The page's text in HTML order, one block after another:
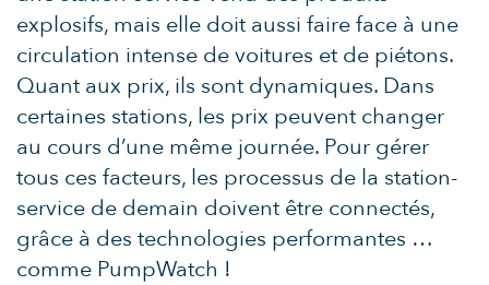
explosifs, mais elle doit aussi faire face à une
circulation intense de voitures et de piétons.
Quant aux prix, ils sont dynamiques. Dans
certaines stations, les prix peuvent changer
au cours d’une même journée. Pour gérer
tous ces facteurs, les processus de la station-
service de demain doivent être connectés,
grâce à des technologies performantes …
comme PumpWatch !